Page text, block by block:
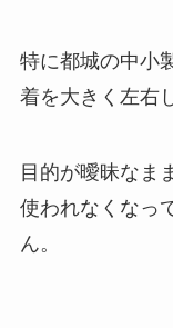
特に都城の中小
着を大きく左右
目的が曖昧なま
使われなくなっ
ん。